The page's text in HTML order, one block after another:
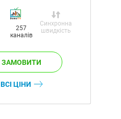
257
каналів
Синхронна
швидкість
ВСІ ЦІНИ